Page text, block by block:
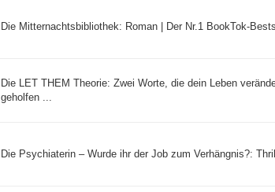
Die Mitternachtsbibliothek: Roman | Der Nr.1 BookTok-
Die LET THEM Theorie: Zwei Worte, die dein Leben
geholfen ...
Die Psychiaterin – Wurde ihr der Job zum Verhängnis?: